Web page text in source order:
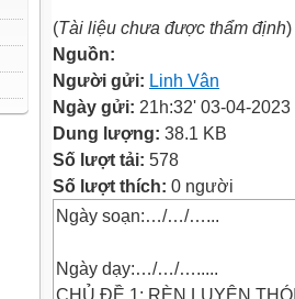
(Tài liệu chưa được thẩm định)
Nguồn:
Người gửi: Linh Vân
Ngày gửi: 21h:32' 03-04-2023
Dung lượng: 38.1 KB
Số lượt tải: 578
Số lượt thích: 0 người
Ngày soạn:…/…/…...
Ngày dạy:…/…/….....
CHỦ ĐỀ 1: RÈN LUYỆN